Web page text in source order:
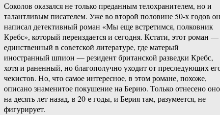
Соколов оказался не только преданным телохранителем, но и
талантливым писателем. Уже во второй половине 50-х годов он
написал детективный роман «Мы еще встретимся, полковник
Кребс», который переиздается и сегодня. Кстати, этот роман —
единственный в советской литературе, где матерый
иностранный шпион — резидент британской разведки Кребс,
хотя и раненный, но благополучно уходит от преследующих
чекистов. Но, что самое интересное, в этом романе, похоже,
описано знаменитое покушение на Берию. Только отнесено оно
на десять лет назад, в 20-е годы, и Берия там, разумеется, не
фигурирует.